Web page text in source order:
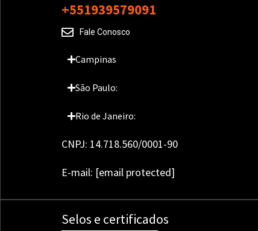
+551939579091
Fale Conosco
Campinas
São Paulo:
Rio de Janeiro:
CNPJ: 14.718.560/0001-90
E-mail: [email protected]
Selos e certificados